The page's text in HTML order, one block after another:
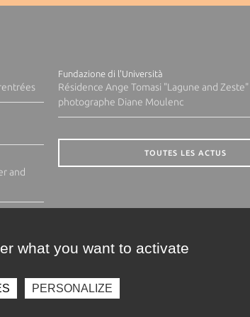
and
Fundazione di l'Università
Résidence Ange Tomasi "Lagune and Zeste"
photographe Diane Moulenc
TOUTES LES ACTUS
what you want to activate
PERSONALIZE